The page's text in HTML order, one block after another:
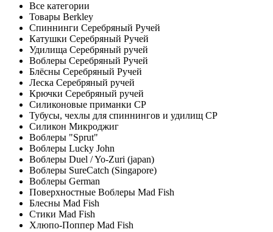
Все категории
Товары Berkley
Спиннинги Серебряный Ручей
Катушки Серебряный Ручей
Удилища Серебряный ручей
Воблеры Серебряный Ручей
Блёсны Серебряный Ручей
Леска Серебряный ручей
Крючки Серебряный ручей
Силиконовые приманки СР
Тубусы, чехлы для спиннингов и удилищ СР
Силикон Микроджиг
Воблеры "Sprut"
Воблеры Lucky John
Воблеры Duel / Yo-Zuri (japan)
Воблеры SureCatch (Singapore)
Воблеры German
Поверхностные Воблеры Mad Fish
Блесны Mad Fish
Стики Mad Fish
Хлюпо-Поппер Mad Fish